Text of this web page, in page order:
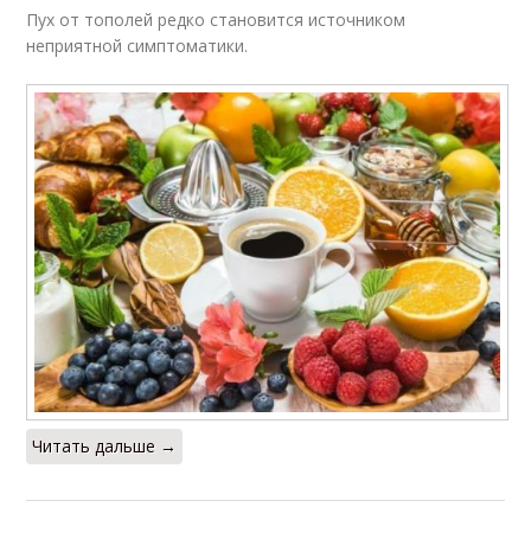
Пух от тополей редко становится источником
неприятной симптоматики.
Читать дальше →